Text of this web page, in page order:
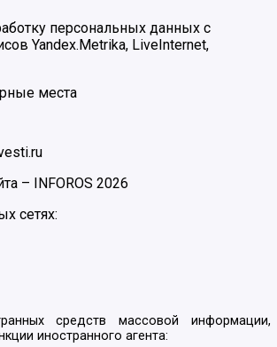
персональных данных с
Yandex.Metrika, LiveInternet,
места
–
INFOROS 2026
сетях:
средств массовой информации,
иностранного агента: